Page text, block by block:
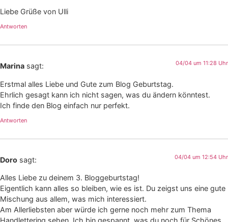
Liebe Grüße von Ulli
Antworten
Marina sagt: 04/04 um 11:28 Uhr
Erstmal alles Liebe und Gute zum Blog Geburtstag.
Ehrlich gesagt kann ich nicht sagen, was du ändern könntest.
Ich finde den Blog einfach nur perfekt.
Antworten
Doro sagt: 04/04 um 12:54 Uhr
Alles Liebe zu deinem 3. Bloggeburtstag!
Eigentlich kann alles so bleiben, wie es ist. Du zeigst uns eine gute
Mischung aus allem, was mich interessiert.
Am Allerliebsten aber würde ich gerne noch mehr zum Thema